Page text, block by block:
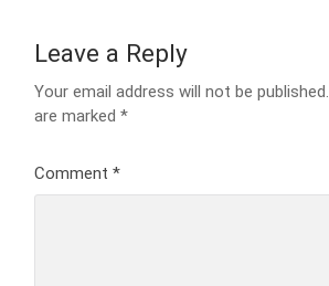
Leave a Reply
Your email address will not be published.
are marked*
Comment*